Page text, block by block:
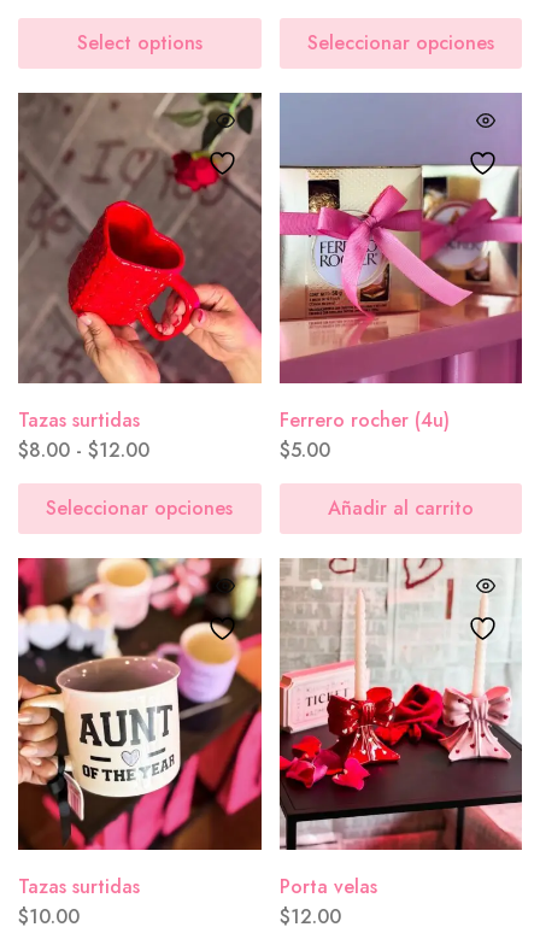
Select options Seleccionar opciones
Tazas surtidas
$8.00 - $12.00
Seleccionar opciones
Ferrero rocher (4u)
$5.00
Añadir al carrito
Tazas surtidas
$10.00
Porta velas
$12.00